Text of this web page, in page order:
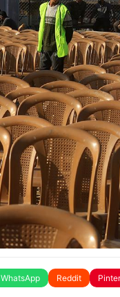
WhatsApp Reddit